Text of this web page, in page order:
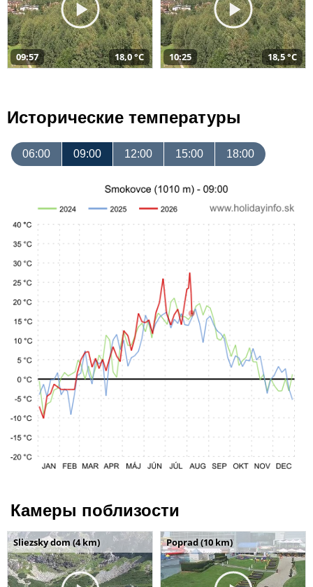
09:57 18,0 °C 10:25 18,5 °C
Исторические температуры
06:00 09:00 12:00 15:00 18:00
Камеры поблизости
Sliezsky dom (4 km) Poprad (10 km)